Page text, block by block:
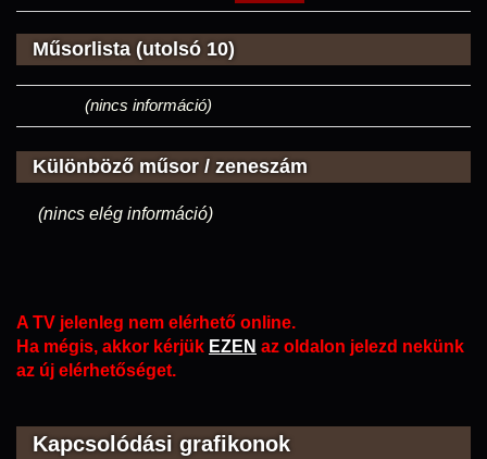
Műsorlista (utolsó 10)
(nincs információ)
Különböző műsor / zeneszám
(nincs elég információ)
A TV jelenleg nem elérhető online.
Ha mégis, akkor kérjük EZEN az oldalon jelezd nekünk
az új elérhetőséget.
Kapcsolódási grafikonok